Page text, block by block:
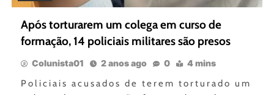
Após torturarem um colega em curso de
formação, 14 policiais militares são presos
Colunista01 2 anos ago 0 4 mins
Policiais acusados de terem torturado um